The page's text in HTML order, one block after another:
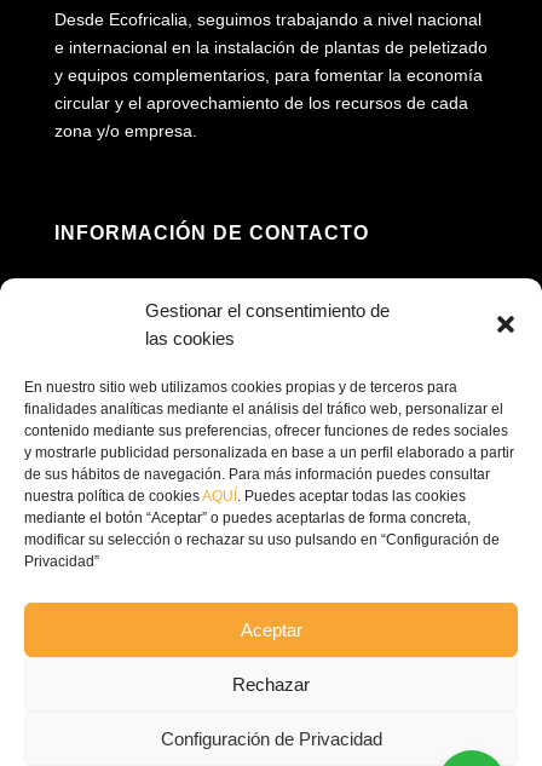
Gestionar el consentimiento de
las cookies
En nuestro sitio web utilizamos cookies propias y de terceros para
finalidades analíticas mediante el análisis del tráfico web, personalizar el
contenido mediante sus preferencias, ofrecer funciones de redes sociales
y mostrarle publicidad personalizada en base a un perfil elaborado a partir
de sus hábitos de navegación. Para más información puedes consultar
nuestra política de cookiesAQUÍ . Puedes aceptar todas las cookies
mediante el botón “Aceptar” o puedes aceptarlas de forma concreta,
modificar su selección o rechazar su uso pulsando en “Configuración de
Privacidad”
Aceptar
Rechazar
Configuración de Privacidad
Desde Ecofricalia, seguimos trabajando a nivel nacional
e internacional en la instalación de plantas de peletizado
y equipos complementarios, para fomentar la economía
circular y el aprovechamiento de los recursos de cada
zona y/o empresa.
INFORMACIÓN DE CONTACTO
Pedroñeras, Cuenca
 contacto@ecofricalia.com